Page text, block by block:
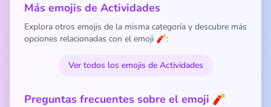
Más emojis de Actividades
Explora otros emojis de la misma categoría y descubre más
opciones relacionadas con el emoji 🧨:
Ver todos los emojis de Actividades
Preguntas frecuentes sobre el emoji 🧨